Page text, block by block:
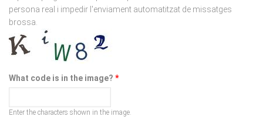
brossa.
What code is in the image?